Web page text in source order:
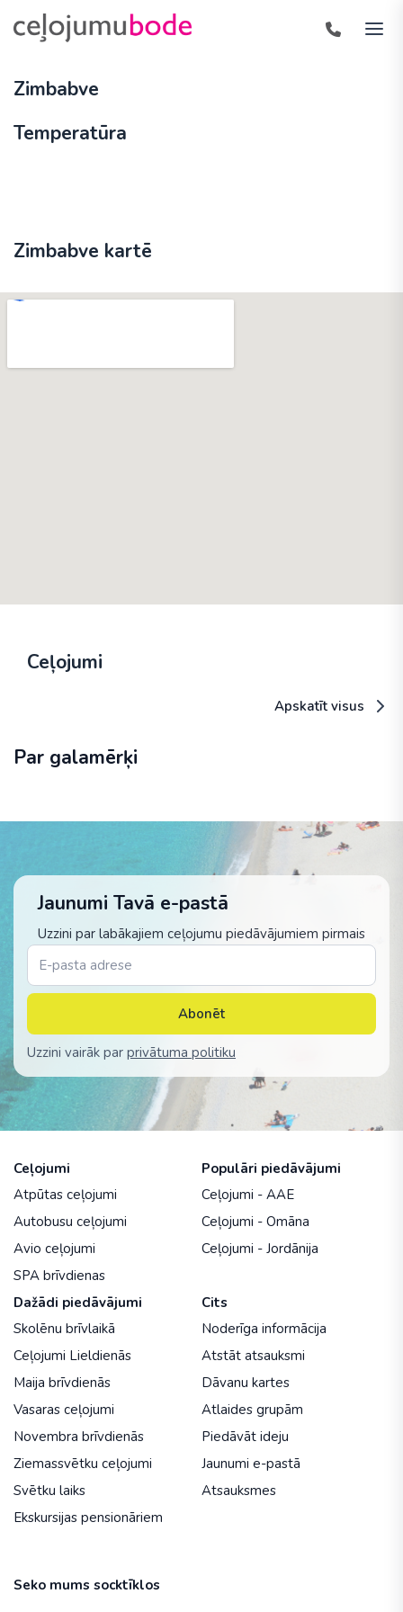
Zimbabve
Temperatūra
Zimbabve kartē
Ceļojumi
Apskatīt visus
Par galamērķi
Jaunumi Tavā e-pastā
Uzzini par labākajiem ceļojumu piedāvājumiem pirmais
Abonēt
Uzzini vairāk par privātuma politiku
Ceļojumi
Atpūtas ceļojumi
Autobusu ceļojumi
Avio ceļojumi
SPA brīvdienas
Populāri piedāvājumi
Ceļojumi - AAE
Ceļojumi - Omāna
Ceļojumi - Jordānija
Dažādi piedāvājumi
Skolēnu brīvlaikā
Ceļojumi Lieldienās
Maija brīvdienās
Vasaras ceļojumi
Novembra brīvdienās
Ziemassvētku ceļojumi
Svētku laiks
Ekskursijas pensionāriem
Cits
Noderīga informācija
Atstāt atsauksmi
Dāvanu kartes
Atlaides grupām
Piedāvāt ideju
Jaunumi e-pastā
Atsauksmes
Seko mums socktīklos